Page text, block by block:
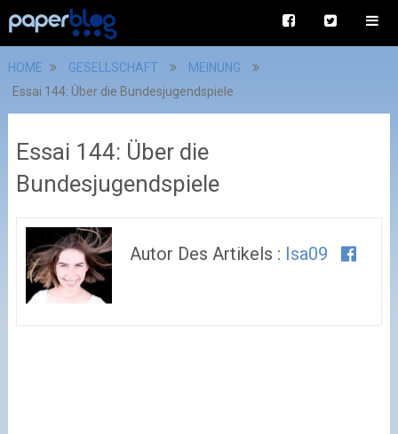
HOME GESELLSCHAFT
MEINUNG
Essai 144: Über die Bundesjugendspiele
Essai 144: Über die
Bundesjugendspiele
Autor Des Artikels : Isa09